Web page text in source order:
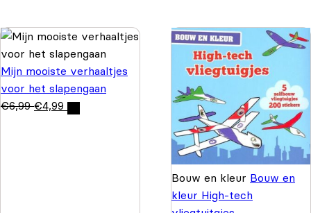
Mijn mooiste verhaaltjes
voor het slapengaan
€6,99 €4,99
Bouw en kleur Bouw en
kleur High-tech